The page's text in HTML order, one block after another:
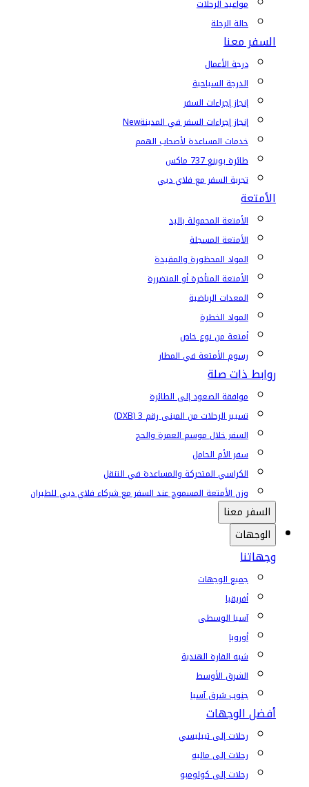
مواعيد الرحلات
حالة الرحلة
السفر معنا
درجة الأعمال
الدرجة السياحية
إنجاز إجراءات السفر
إنجاز إجراءات السفر في المدينةNew
خدمات المساعدة لأصحاب الهمم
طائرة بوينغ 737 ماكس
تجربة السفر مع فلاي دبي
الأمتعة
الأمتعة المحمولة باليد
الأمتعة المسجلة
المواد المحظورة والمقيدة
الأمتعة المتأخرة أو المتضررة
المعدات الرياضية
المواد الخطرة
أمتعة من نوع خاص
رسوم الأمتعة في المطار
روابط ذات صلة
موافقة الصعود إلى الطائرة
تسيير الرحلات من المبنى رقم 3 (DXB)
السفر خلال موسم العمرة والحج
سفر الأم الحامل
الكراسي المتحركة والمساعدة في التنقل
وزن الأمتعة المسموح عند السفر مع شركاء فلاي دبي للطيران
السفر معنا
الوجهات
وجهاتنا
جميع الوجهات
أفريقيا
آسيا الوسطى
أوروبا
شبه القارة الهندية
الشرق الأوسط
جنوب شرق آسيا
أفضل الوجهات
رحلات إلى تبيليسي
رحلات إلى ماليه
رحلات إلى كولومبو